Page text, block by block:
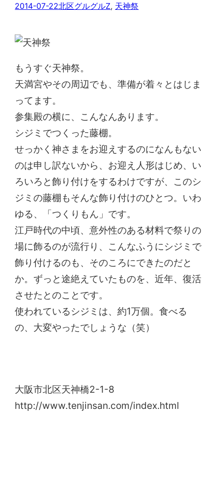
2014-07-22北区グルグルZ, 天神祭
もうすぐ天神祭。
天満宮やその周辺でも、準備が着々とはじま
ってます。
参集殿の横に、こんなんあります。
シジミでつくった藤棚。
せっかく神さまをお迎えするのになんもない
のは申し訳ないから、お迎え人形はじめ、い
ろいろと飾り付けをするわけですが、このシ
ジミの藤棚もそんな飾り付けのひとつ。いわ
ゆる、「つくりもん」です。
江戸時代の中頃、意外性のある材料で祭りの
場に飾るのが流行り、こんなふうにシジミで
飾り付けるのも、そのころにできたのだと
か。ずっと途絶えていたものを、近年、復活
させたとのことです。
使われているシジミは、約1万個。食べる
の、大変やったでしょうな（笑）
大阪市北区天神橋2-1-8
http://www.tenjinsan.com/index.html